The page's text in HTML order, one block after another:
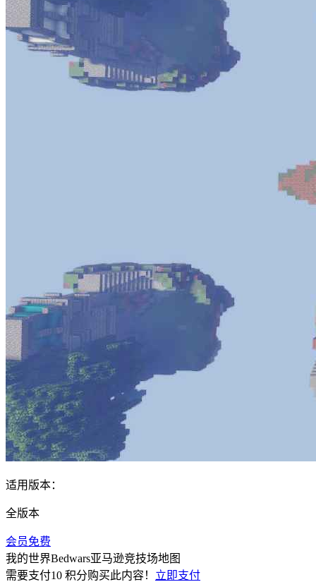
适用版本：
全版本
会员免费
我的世界Bedwars亚马逊竞技场地图
需要支付10 积分购买此内容！ 立即支付